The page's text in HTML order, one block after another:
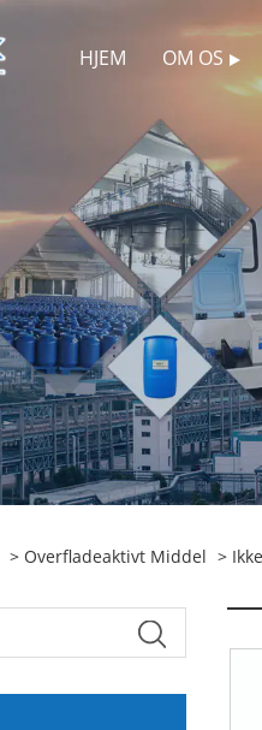
HJEM OM OS
> Overfladeaktivt Middel >